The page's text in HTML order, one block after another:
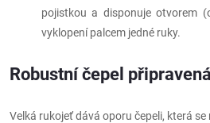
pojistkou a disponuje otvorem
vyklopení palcem jedné ruky.
Robustní čepel
Velká rukojeť dává oporu čepeli, která